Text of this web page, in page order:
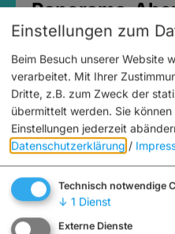
Panorama-
"Hopfen &
Einstellungen zum
Beim Besuch unserer Website
verarbeitet. Mit Ihrer
Dritte, z.B. zum Zweck der
übermittelt werden. Sie
Einstellungen jederzeit
Datenschutzerklärung /
Technisch notwendige
↓ 1 Dienst
Externe Dienste